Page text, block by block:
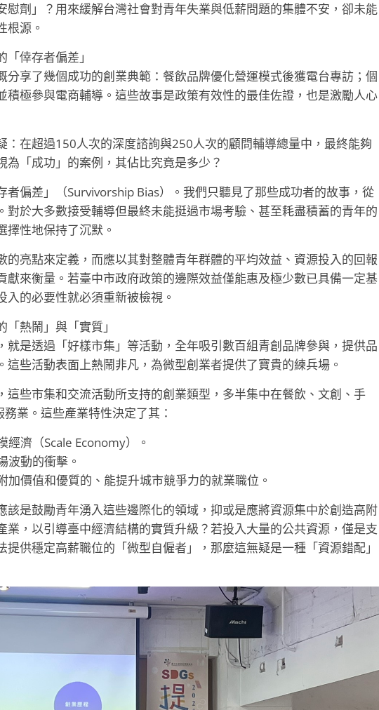
慰劑」？用來緩解台灣社會對青年失業與低薪問題的集體不安，卻未能
根源。
倖存者偏差」
分享了幾個成功的創業典範：餐飲品牌優化營運模式後獲電台專訪；個
積極參與電商輔導。這些故事是政策有效性的最佳佐證，也是激勵人心
：在超過150人次的深度諮詢與250人次的顧問輔導總量中，最終能夠
「成功」的案例，其佔比究竟是多少？
者偏差」（Survivorship Bias）。我們只聽見了那些成功者的故事，從
對於大多數接受輔導但最終未能挺過市場考驗、甚至耗盡積蓄的青年的
擇性地保持了沉默。
的亮點來定義，而應以其對整體青年群體的平均效益、資源投入的回報
獻來衡量。若臺中市政府政策的邊際效益僅能惠及極少數已具備一定基
的必要性就必須重新被檢視。
熱鬧」與「實質」
就是透過「好樣市集」等活動，全年吸引數百組青創品牌參與，提供品
這些活動表面上熱鬧非凡，為微型創業者提供了寶貴的練兵場。
這些市集和交流活動所支持的創業類型，多半集中在餐飲、文創、手
業。這些產業特性決定了其：
濟（Scale Economy）。
波動的衝擊。
加價值和優質的、能提升城市競爭力的就業職位。
該是鼓勵青年湧入這些邊際化的領域，抑或是應將資源集中於創造高附
業，以引導臺中經濟結構的實質升級？若投入大量的公共資源，僅是支
供穩定高薪職位的「微型自僱者」，那麼這無疑是一種「資源錯配」